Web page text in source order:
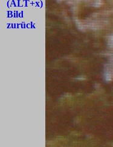
(ALT+x)
Bild
zurück